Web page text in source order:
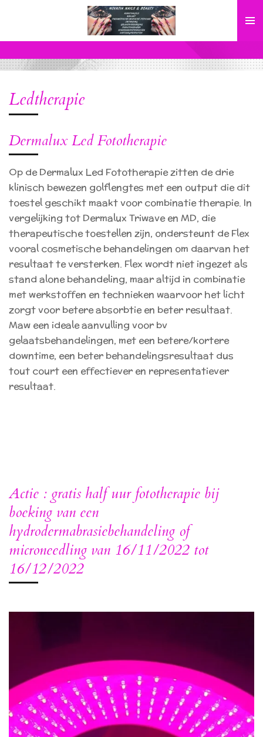
naar
de
hoofdinhoud
Ledtherapie
Dermalux Led Fototherapie
Op de Dermalux Led Fototherapie zitten de drie
klinisch bewezen golflengtes met een output die dit
toestel geschikt maakt voor combinatie therapie. In
vergelijking tot Dermalux Triwave en MD, die
therapeutische toestellen zijn, ondersteunt de Flex
vooral cosmetische behandelingen om daarvan het
resultaat te versterken. Flex wordt niet ingezet als
stand alone behandeling, maar altijd in combinatie
met werkstoffen en technieken waarvoor het licht
zorgt voor betere absorbtie en beter resultaat.
Maw een ideale aanvulling voor bv
gelaatsbehandelingen, met een betere/kortere
downtime, een beter behandelingsresultaat dus
tout court een effectiever en representatiever
resultaat.
Actie : gratis half uur fototherapie bij
boeking van een
hydrodermabrasiebehandeling of
microneedling van 16/11/2022 tot
16/12/2022